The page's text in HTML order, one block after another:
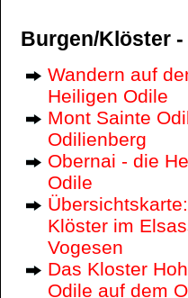
Burgen/Klöster
Wandern auf
Heiligen Odile
Mont Sainte
Odilienberg
Obernai - die
Odile
Klöster im
Vogesen
Das Kloster
Odile auf dem